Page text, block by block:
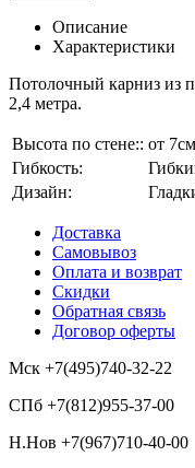
Описание
Характеристики
Потолочный карниз из
2,4 метра.
Высота по стене:: от
Гибкость:
Дизайн:
Доставка
Самовывоз
Оплата и возврат
Скидки
Обратная связь
Договор оферты
Мск +7(495)740-32-22
СПб +7(812)955-37-00
Н.Нов +7(967)710-40-00